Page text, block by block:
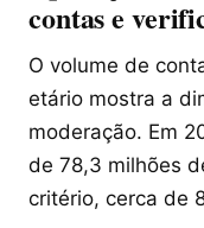
contas e
O volume de
etário mostra a
moderação. Em
de 78,3 milhões
critério, cerca de